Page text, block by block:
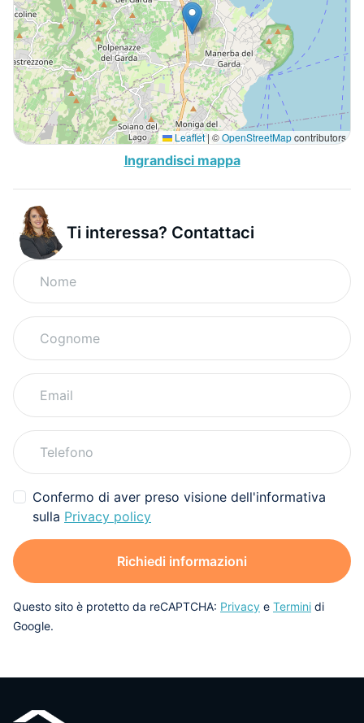
Leaflet | ©OpenStreetMapcontributors
Ingrandisci mappa
Ti interessa? Contattaci
Confermo di aver preso visione dell'informativa
sulla Privacy policy
Richiedi informazioni
Questo sito è protetto da reCAPTCHA: Privacy e Termini di
Google.